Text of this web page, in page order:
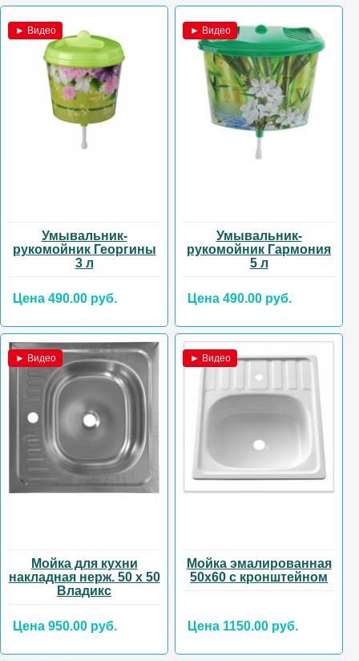
► Видео
Умывальник-
рукомойник Георгины
3 л
Цена 490.00 руб.
► Видео
Умывальник-
рукомойник Гармония
5 л
Цена 490.00 руб.
► Видео
Мойка для кухни
накладная нерж. 50 х 50
Владикс
Цена 950.00 руб.
► Видео
Мойка эмалированная
50х60 с кронштейном
Цена 1150.00 руб.